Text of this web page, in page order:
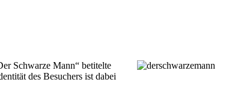
Schwarze Mann“ betitelte
des Besuchers ist dabei